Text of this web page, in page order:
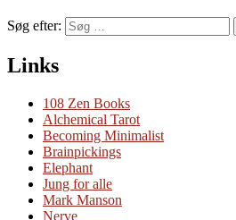
Søg efter:
Links
108 Zen Books
Alchemical Tarot
Becoming Minimalist
Brainpickings
Elephant
Jung for alle
Mark Manson
Nerve